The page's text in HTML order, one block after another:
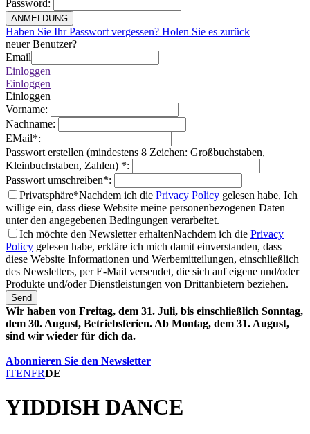
Password:
ANMELDUNG
Haben Sie Ihr Passwort vergessen? Holen Sie es zurück
neuer Benutzer?
Email
Einloggen
Einloggen
Einloggen
Vorname:
Nachname:
EMail*:
Passwort erstellen (mindestens 8 Zeichen: Großbuchstaben,
Kleinbuchstaben, Zahlen) *:
Passwort umschreiben*:
Privatsphäre*Nachdem ich die Privacy Policy gelesen habe, Ich
willige ein, dass diese Website meine personenbezogenen Daten
unter den angegebenen Bedingungen verarbeitet.
Ich möchte den Newsletter erhaltenNachdem ich die Privacy
Policy gelesen habe, erkläre ich mich damit einverstanden, dass
diese Website Informationen und Werbemitteilungen, einschließlich
des Newsletters, per E-Mail versendet, die sich auf eigene und/oder
Produkte und/oder Dienstleistungen von Drittanbietern beziehen.
Send
Wir haben von Freitag, dem 31. Juli, bis einschließlich Sonntag,
dem 30. August, Betriebsferien. Ab Montag, dem 31. August,
sind wir wieder für dich da.
Abonnieren Sie den Newsletter
ITENFRDE
YIDDISH DANCE